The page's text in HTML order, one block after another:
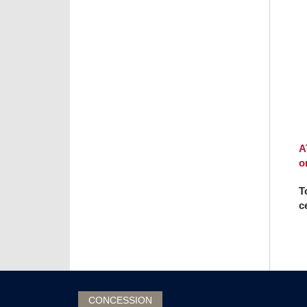
CONCESSION